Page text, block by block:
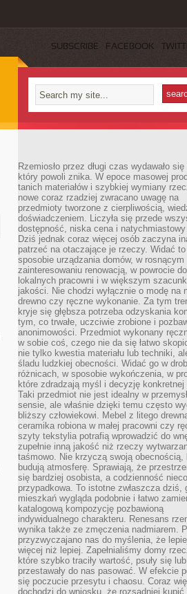
SUBSCRIBE FACEBOOK
Rzemiosło przez długi czas wydawało
który powoli znika. W epoce masowej
tanich materiałów i szybkiej wymiany
nowe coraz rzadziej zwracano uwagę na
przedmioty tworzone z cierpliwością,
doświadczeniem. Liczyła się przede
dostępność, niska cena i
Dziś jednak coraz więcej osób zaczyna
patrzeć na otaczające je rzeczy. Widać
sposobie urządzania domów, w rosnącym
zainteresowaniu renowacją, w powrocie do
lokalnych pracowni i w większym
jakości. Nie chodzi wyłącznie o modę na
drewno czy ręczne wykonanie. Za tym
kryje się głębsza potrzeba odzyskania
tym, co trwałe, uczciwie zrobione i
anonimowości. Przedmiot wykonany
w sobie coś, czego nie da się łatwo
nie tylko kwestia materiału lub techniki,
śladu ludzkiej obecności. Widać go w
różnicach, w sposobie wykończenia, w
które zdradzają myśl i decyzję konkretnej
Taki przedmiot nie jest idealny w
sensie, ale właśnie dzięki temu często
bliższy człowiekowi. Mebel z litego
ceramika robiona w małej pracowni czy
szyty tekstylia potrafią wprowadzić do
zupełnie inną jakość niż rzeczy
taśmowo. Nie krzyczą swoją obecnością,
budują atmosferę. Sprawiają, że
się bardziej osobista, a codzienność
przypadkowa. To istotne zwłaszcza dziś,
mieszkań wygląda podobnie i łatwo
katalogową kompozycję pozbawioną
indywidualnego charakteru. Renesans
wynika także ze zmęczenia nadmiarem.
przyzwyczajano nas do myślenia, że
więcej niż lepiej. Zapełnialiśmy domy
które szybko traciły wartość, psuły się lub
przestawały do nas pasować. W efekcie
się poczucie przesytu i chaosu. Coraz
dochodzi do wniosku, że rozsądniej kupić